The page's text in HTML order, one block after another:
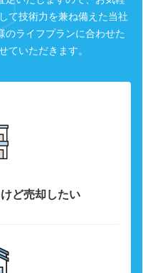
て技術力を兼ね備えた当社
のライフプランに合わせた
ていただきます。
ど売却したい